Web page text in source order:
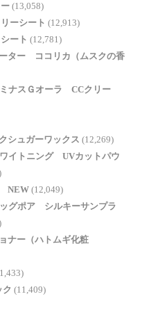
(13,058)
ーシート (12,913)
ート (12,781)
ター ココリカ（ムスクの香
ナスＧオーラ CCクリー
シュガーワックス (12,269)
イトニング UVカットパウ
NEW (12,049)
グポア シルキーサンプラ
ナー（ハトムギ化粧
ク (11,409)